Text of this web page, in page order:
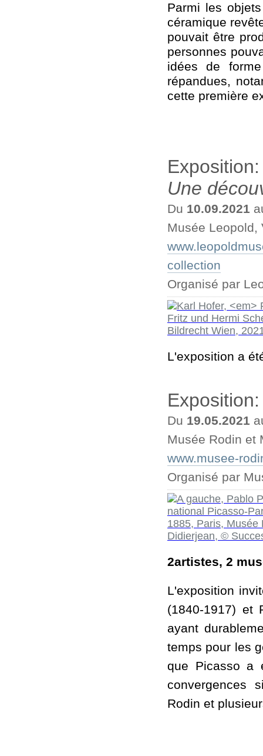
Parmi les
céramique
pouvait être
personnes
idées de
répandues,
cette première
Une
Du 10.09.2021
Musée Leopold,
collection
Organisé par
L'exposition a
Du 19.05.2021
Musée Rodin et
www.musee-
Organisé par
2artistes, 2
L'exposition
(1840-1917) et
ayant
temps pour les
que Picasso a
convergences
Rodin et